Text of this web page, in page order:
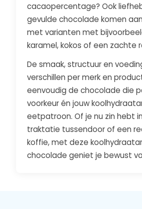
cacaopercentage? Ook
gevulde chocolade komen
met varianten met
karamel, kokos of een zachte
De smaak, structuur en
verschillen per merk en
eenvoudig de chocolade die
voorkeur én jouw
eetpatroon. Of je nu zin hebt
traktatie tussendoor of een
koffie, met deze
chocolade geniet je bewust